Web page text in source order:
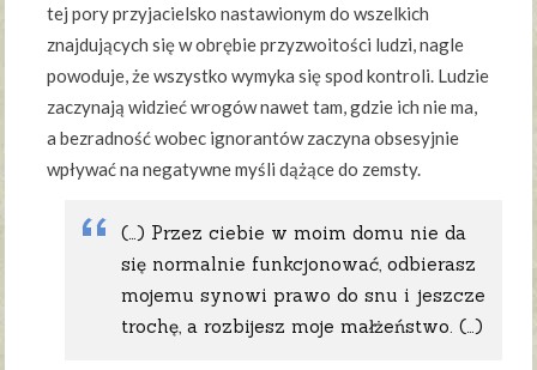
tej pory przyjacielsko nastawionym do wszelkich
znajdujących się w obrębie przyzwoitości ludzi, nagle
powoduje, że wszystko wymyka się spod kontroli. Ludzie
zaczynają widzieć wrogów nawet tam, gdzie ich nie ma,
a bezradność wobec ignorantów zaczyna obsesyjnie
wpływać na negatywne myśli dążące do zemsty.
(…) Przez ciebie w moim domu nie da
się normalnie funkcjonować, odbierasz
mojemu synowi prawo do snu i jeszcze
trochę, a rozbijesz moje małżeństwo. (…)